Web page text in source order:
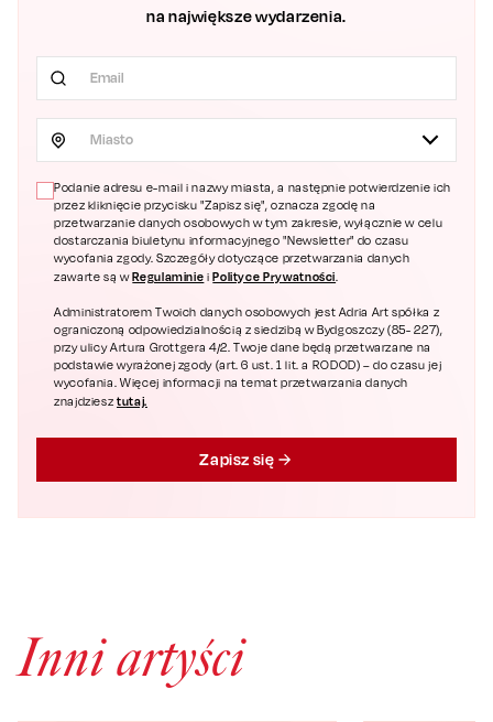
na największe wydarzenia.
Miasto
Podanie adresu e-mail i nazwy miasta, a następnie potwierdzenie ich
przez kliknięcie przycisku "Zapisz się", oznacza zgodę na
przetwarzanie danych osobowych w tym zakresie, wyłącznie w celu
dostarczania biuletynu informacyjnego "Newsletter" do czasu
wycofania zgody. Szczegóły dotyczące przetwarzania danych
zawarte są wRegulaminie iPolityce Prywatności.
Administratorem Twoich danych osobowych jest Adria Art spółka z
ograniczoną odpowiedzialnością z siedzibą w Bydgoszczy (85- 227),
przy ulicy Artura Grottgera 4/2. Twoje dane będą przetwarzane na
podstawie wyrażonej zgody (art. 6 ust. 1 lit. a RODOD) – do czasu jej
wycofania. Więcej informacji na temat przetwarzania danych
znajdziesztutaj.
Zapisz się
Inni artyści